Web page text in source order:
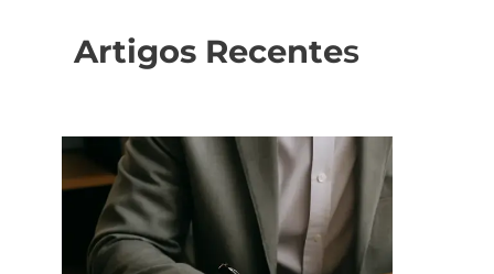
Artigos Recentes